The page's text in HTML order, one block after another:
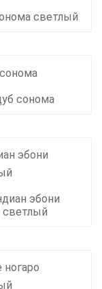
светлый
сонома
эбони
светлый